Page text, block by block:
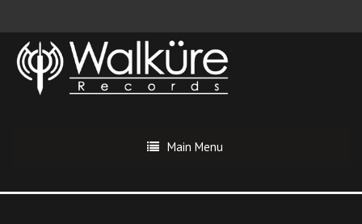
Main Menu